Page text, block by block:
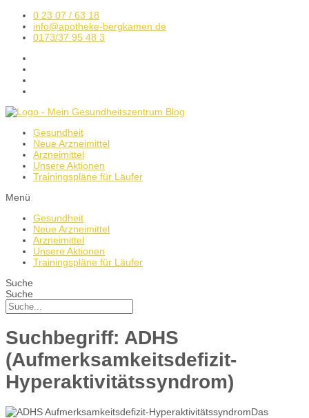
0 23 07 / 63 18
info@apotheke-bergkamen.de
0173/37 95 48 3
Gesundheit
Neue Arzneimittel
Arzneimittel
Unsere Aktionen
Trainingspläne für Läufer
Menü
Gesundheit
Neue Arzneimittel
Arzneimittel
Unsere Aktionen
Trainingspläne für Läufer
Suche
Suche
Suchbegriff: ADHS
(Aufmerksamkeitsdefizit-
Hyperaktivitätssyndrom)
Das